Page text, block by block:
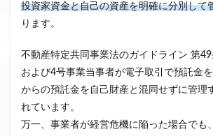
投資家資金と自己の資産を明確に分別して
ります。
不動産特定共同事業法のガイドライン 第
および4号事業当事者が電子取引で預託金
からの預託金を自己財産と混同せずに管理
れています。
万一、事業者が経営危機に陥った場合でも